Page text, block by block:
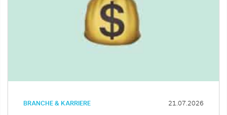
BRANCHE & KARRIERE 21.07.2026